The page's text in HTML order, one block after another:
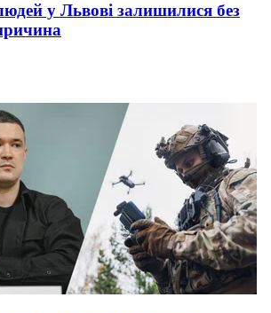
у Львові залишилися без